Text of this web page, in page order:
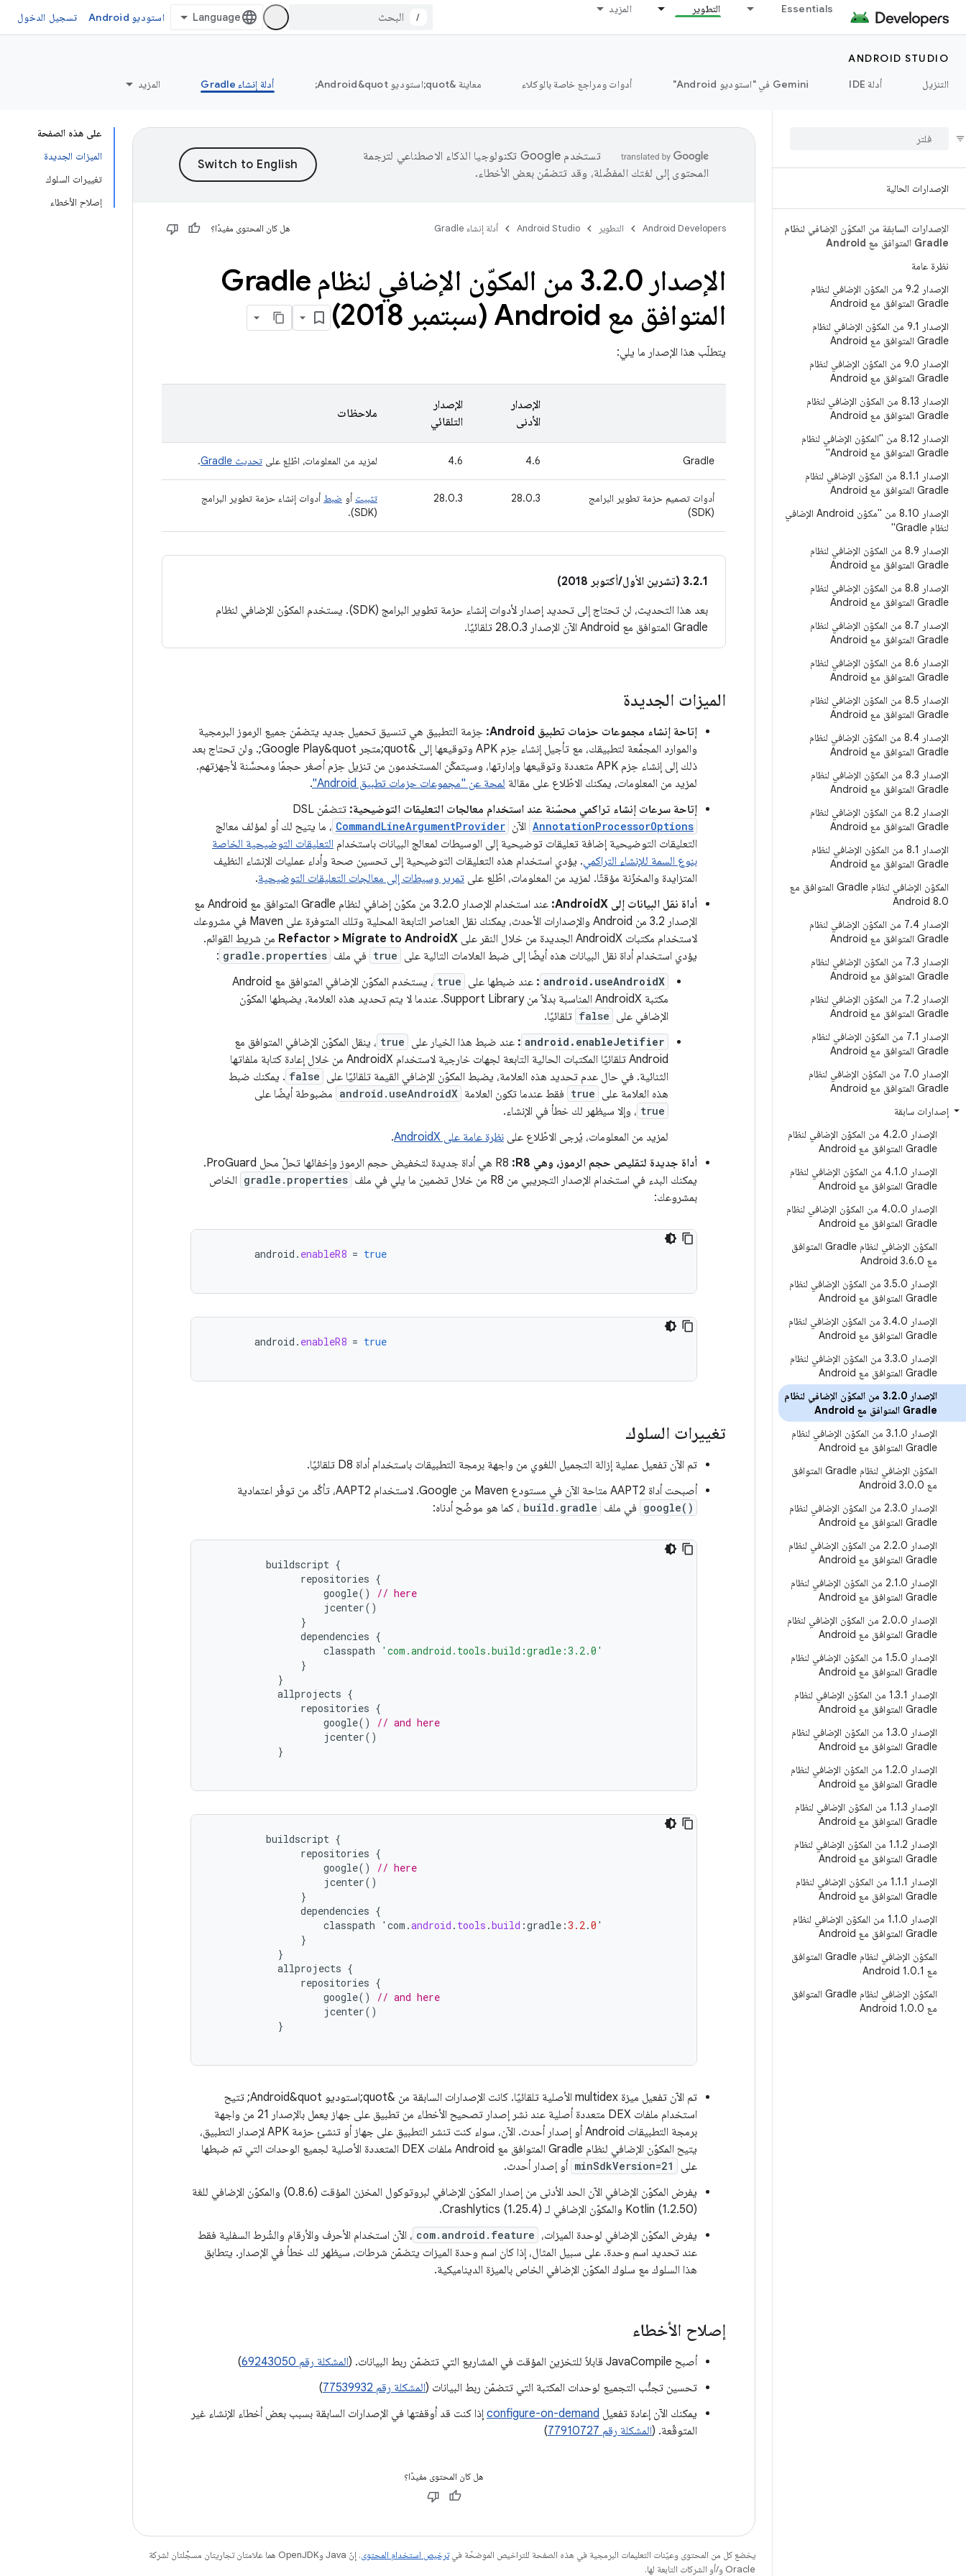
Essentials التطوير المزيد
/ استوديو Android تسجيل الدخول
ANDROID STUDIO
التنزيل
أدلة IDE ‫Gemini في "استوديو Android" أدوات ومراجع خاصة بالوكلاء معاينة &quot;استوديو Android&quot; أدلة إنشاء Gradle المزيد
الإصدارات الحالية
الإصدارات السابقة من المكوّن الإضافي لنظام
Gradle المتوافق مع Android
نظرة عامة
الإصدار 9
.
2 من المكوّن الإضافي لنظام
Gradle المتوافق مع Android
الإصدار 9
.
1 من المكوّن الإضافي لنظام
Gradle المتوافق مع Android
الإصدار 9
.
0 من المكوّن الإضافي لنظام
Gradle المتوافق مع Android
الإصدار 8
.
13 من المكوّن الإضافي لنظام
Gradle المتوافق مع Android
الإصدار 8
.
12 من "المكوّن الإضافي لنظام
Gradle المتوافق مع Android"
الإصدار 8
.1.
1 من المكوّن الإضافي لنظام
Gradle المتوافق مع Android
الإصدار 8
.
10 من "مكوّن Android الإضافي
لنظام Gradle"
الإصدار 8
.
9 من المكوّن الإضافي لنظام
Gradle المتوافق مع Android
الإصدار 8
.
8 من المكوّن الإضافي لنظام
Gradle المتوافق مع Android
الإصدار 8
.
7 من المكوّن الإضافي لنظام
Gradle المتوافق مع Android
الإصدار 8
.
6 من المكوّن الإضافي لنظام
Gradle المتوافق مع Android
الإصدار 8
.
5 من المكوّن الإضافي لنظام
Gradle المتوافق مع Android
الإصدار 8
.
4 من المكوّن الإضافي لنظام
Gradle المتوافق مع Android
الإصدار 8
.
3 من المكوّن الإضافي لنظام
Gradle المتوافق مع Android
الإصدار 8
.
2 من المكوّن الإضافي لنظام
Gradle المتوافق مع Android
الإصدار 8
.
1 من المكوّن الإضافي لنظام
Gradle المتوافق مع Android
المكوّن الإضافي لنظام Gradle المتوافق مع
Android 8.0
الإصدار 7
.
4 من المكوّن الإضافي لنظام
Gradle المتوافق مع Android
الإصدار 7
.
3 من المكوّن الإضافي لنظام
Gradle المتوافق مع Android
الإصدار 7
.
2 من المكوّن الإضافي لنظام
Gradle المتوافق مع Android
الإصدار 7
.
1 من المكوّن الإضافي لنظام
Gradle المتوافق مع Android
الإصدار 7
.
0 من المكوّن الإضافي لنظام
Gradle المتوافق مع Android
إصدارات سابقة
الإصدار 4
.2.
0 من المكوّن الإضافي لنظام
Gradle المتوافق مع Android
الإصدار 4
.1.
0 من المكوّن الإضافي لنظام
Gradle المتوافق مع Android
الإصدار 4
.0.
0 من المكوّن الإضافي لنظام
Gradle المتوافق مع Android
المكوّن الإضافي لنظام Gradle المتوافق
مع Android 3
.6.0
الإصدار 3
.5.
0 من المكوّن الإضافي لنظام
Gradle المتوافق مع Android
الإصدار 3
.4.
0 من المكوّن الإضافي لنظام
Gradle المتوافق مع Android
الإصدار 3
.3.
0 من المكوّن الإضافي لنظام
Gradle المتوافق مع Android
الإصدار 3
.2.
0 من المكوّن الإضافي لنظام
Gradle المتوافق مع Android
الإصدار 3
.1.
0 من المكوّن الإضافي لنظام
Gradle المتوافق مع Android
المكوّن الإضافي لنظام Gradle المتوافق
مع Android 3
.0.0
الإصدار 2
.3.
0 من المكوّن الإضافي لنظام
Gradle المتوافق مع Android
الإصدار 2
.2.
0 من المكوّن الإضافي لنظام
Gradle المتوافق مع Android
الإصدار 2
.1.
0 من المكوّن الإضافي لنظام
Gradle المتوافق مع Android
الإصدار 2
.0.
0 من المكوّن الإضافي لنظام
Gradle المتوافق مع Android
الإصدار 1
.5.
0 من المكوّن الإضافي لنظام
Gradle المتوافق مع Android
الإصدار 1
.3.
1 من المكوّن الإضافي لنظام
Gradle المتوافق مع Android
الإصدار 1
.3.
0 من المكوّن الإضافي لنظام
Gradle المتوافق مع Android
الإصدار 1
.2.
0 من المكوّن الإضافي لنظام
Gradle المتوافق مع Android
الإصدار 1
.1.
3 من المكوّن الإضافي لنظام
Gradle المتوافق مع Android
الإصدار 1
.1.
2 من المكوّن الإضافي لنظام
Gradle المتوافق مع Android
الإصدار 1
.1.
1 من المكوّن الإضافي لنظام
Gradle المتوافق مع Android
الإصدار 1
.1.
0 من المكوّن الإضافي لنظام
Gradle المتوافق مع Android
المكوّن الإضافي لنظام Gradle المتوافق
مع Android 1
.0.1
المكوّن الإضافي لنظام Gradle المتوافق
مع Android 1
.0.0
على هذه الصفحة
الميزات الجديدة
تغييرات السلوك
إصلاح الأخطاء
تستخدم Google تكنولوجيا الذكاء الاصطناعي لترجمة
المحتوى إلى لغتك المفضّلة، وقد تتضمّن بعض الأخطاء.
Android Developers التطوير Android Studio أدلة إنشاء Gradle هل كان المحتوى مفيدًا؟
الإصدار 3 .2.
0 من المكوّن الإضافي لنظام Gradle
المتوافق مع Android (سبتمبر 2018)
يتطلّب هذا الإصدار ما يلي:
الإصدار
الأدنى
الإصدار
التلقائي
ملاحظات
Gradle
4.6
4.6 لمزيد من المعلومات، اطّلِع على تحديث Gradle .
أدوات تصميم حزمة تطوير البرامج
(SDK)
‫28.0.3
‫28.0.3 تثبيت أو ضبط أدوات إنشاء حزمة تطوير البرامج
(SDK).
3.2.1 (تشرين الأول/أكتوبر 2018)
بعد هذا التحديث، لن تحتاج إلى تحديد إصدار لأدوات إنشاء حزمة تطوير البرامج (SDK). يستخدم المكوّن الإضافي لنظام
Gradle المتوافق مع Android الآن الإصدار 28.0.3 تلقائيًا.
الميزات الجديدة
إتاحة إنشاء مجموعات حزمات تطبيق Android:
حِزمة التطبيق هي تنسيق تحميل جديد يتضمّن جميع الرموز البرمجية
والموارد المجمَّعة لتطبيقك، مع تأجيل إنشاء حِزم APK وتوقيعها إلى &quot;متجر Google Play&quot;. ولن تحتاج بعد
ذلك إلى إنشاء حِزم APK متعددة وتوقيعها وإدارتها، وسيتمكّن المستخدمون من تنزيل حِزم أصغر حجمًا ومحسَّنة لأجهزتهم.
لمزيد من المعلومات، يمكنك الاطّلاع على مقالة لمحة عن "مجموعات حزمات تطبيق Android"
.
إتاحة سرعات إنشاء تراكمي محسّنة عند استخدام معالجات التعليقات التوضيحية: تتضمّن DSL
AnnotationProcessorOptions الآن CommandLineArgumentProvider ، ما يتيح لك أو لمؤلف معالج
التعليقات التوضيحية إضافة تعليقات توضيحية إلى الوسيطات لمعالج البيانات باستخدام التعليقات التوضيحية الخاصة
بنوع السمة للإنشاء التراكمي. يؤدي استخدام هذه التعليقات التوضيحية إلى تحسين صحة وأداء عمليات الإنشاء النظيف
المتزايدة والمخزّنة مؤقتًا. لمزيد من المعلومات، اطّلِع على تمرير وسيطات إلى معالجات التعليقات التوضيحية.
أداة نقل البيانات إلى AndroidX:
عند استخدام الإصدار 3.2.0 من مكوّن إضافي لنظام Gradle المتوافق مع Android مع
الإصدار 3.2 من Android والإصدارات الأحدث، يمكنك نقل العناصر التابعة المحلية وتلك المتوفرة على Maven في مشروعك
لاستخدام مكتبات AndroidX الجديدة من خلال النقر على
Refactor > Migrate to AndroidX من شريط القوائم.
يؤدي استخدام أداة نقل البيانات هذه أيضًا إلى ضبط العلامات التالية على true في ملف gradle.properties
:
android.useAndroidX
: عند ضبطها على true
، يستخدم المكوّن الإضافي المتوافق مع Android
مكتبة AndroidX المناسبة بدلاً من Support Library. عندما لا يتم تحديد هذه العلامة، يضبطها المكوّن
الإضافي على false تلقائيًا.
android.enableJetifier
: عند ضبط هذا الخيار على true ، ينقل المكوّن الإضافي المتوافق مع
Android تلقائيًا المكتبات الحالية التابعة لجهات خارجية لاستخدام AndroidX من خلال إعادة كتابة ملفاتها
الثنائية. في حال عدم تحديد هذه العلامة، يضبط المكوّن الإضافي القيمة تلقائيًا على false . يمكنك ضبط
هذه العلامة على true فقط عندما تكون العلامة android.useAndroidX مضبوطة أيضًا على
true ، وإلا سيظهر لك خطأ في الإنشاء.
لمزيد من المعلومات، يُرجى الاطّلاع على نظرة عامة على AndroidX
.
أداة جديدة لتقليص حجم الرموز، وهي R8‏:
R8 هي أداة جديدة لتخفيض حجم الرموز وإخفائها تحلّ محل ProGuard.
يمكنك البدء في استخدام الإصدار التجريبي من R8 من خلال تضمين ما يلي في ملف
gradle.properties الخاص
بمشروعك:
android . enableR8 = true
android . enableR8 = true
تغييرات السلوك
تم الآن تفعيل عملية إزالة التجميل اللغوي من واجهة برمجة التطبيقات باستخدام أداة D8 تلقائيًا.
أصبحت أداة AAPT2 متاحة الآن في مستودع Maven من Google. لاستخدام AAPT2، تأكَّد من توفّر اعتمادية
google() في ملف build.gradle ، كما هو موضّح أدناه:
buildscript {
repositories {
google()
// here
jcenter()
}
dependencies {
classpath
'com.android.tools.build:gradle:3.2.0'
}
}
allprojects {
repositories {
google()
// and here
jcenter()
}
buildscript {
repositories {
google()
// here
jcenter()
}
dependencies {
classpath
' com .android . tools .build :gradle :3.2.0 '
}
}
allprojects {
repositories {
google()
// and here
jcenter()
}
تم الآن تفعيل ميزة multidex الأصلية تلقائيًا. كانت الإصدارات السابقة من &quot;استوديو Android&quot; تتيح
استخدام ملفات DEX متعددة أصلية عند نشر إصدار تصحيح الأخطاء من تطبيق على جهاز يعمل بالإصدار 21 من واجهة
برمجة التطبيقات Android أو إصدار أحدث. الآن، سواء كنت تنشر التطبيق على جهاز أو تنشئ حزمة APK لإصدار التطبيق،
يتيح المكوّن الإضافي لنظام Gradle المتوافق مع Android ملفات DEX المتعددة الأصلية لجميع الوحدات التي تم ضبطها
على
minSdkVersion=21 أو إصدار أحدث.
يفرض المكوّن الإضافي الآن الحد الأدنى من إصدار المكوّن الإضافي لبروتوكول المخزن المؤقت (0.8.6) والمكوّن الإضافي للغة
Kotlin (1.2.50) والمكوّن الإضافي لـ Crashlytics (1.25.4).
يفرض المكوّن الإضافي لوحدة الميزات، com.android.feature ، الآن استخدام الأحرف والأرقام والشُرط السفلية فقط
عند تحديد اسم وحدة. على سبيل المثال، إذا كان اسم وحدة الميزات يتضمّن شرطات، سيظهر لك خطأ في الإصدار. يتطابق
هذا السلوك مع سلوك المكوّن الإضافي الخاص بالميزة الديناميكية.
إصلاح الأخطاء
أصبح JavaCompile قابلاً للتخزين المؤقت في المشاريع التي تتضمّن ربط البيانات. ( المشكلة رقم 69243050
)
تحسين تجنُّب التجميع لوحدات المكتبة التي تتضمّن ربط البيانات (المشكلة رقم 77539932
)
يمكنك الآن إعادة تفعيل configure-on-demand إذا كنت قد أوقفتها في الإصدارات السابقة بسبب بعض أخطاء الإنشاء غير
المتوقّعة. (المشكلة رقم 77910727 )
هل كان المحتوى مفيدًا؟
يخضع كل من المحتوى وعيّنات التعليمات البرمجية في هذه الصفحة للتراخيص الموضحّة فيترخيص استخدام المحتوى
. إنّ Java وOpenJDK هما علامتان تجاريتان مسجَّلتان لشركة
Oracle و/أو الشركات التابعة لها.